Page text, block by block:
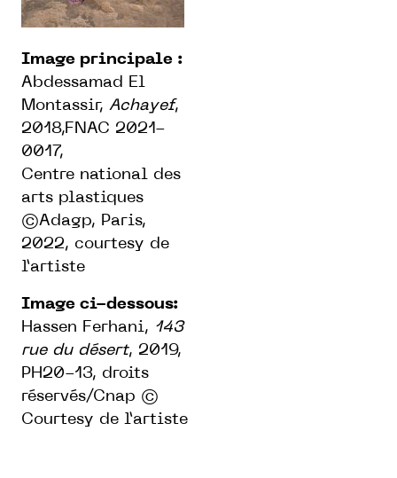
Image principale :
Abdessamad El
Montassir, Achayef,
2018,FNAC 2021-
0017,
Centre national des
arts plastiques
©Adagp, Paris,
2022, courtesy de
l’artiste
Image ci-dessous:
Hassen Ferhani, 143
rue du désert, 2019,
PH20-13, droits
réservés/Cnap ©
Courtesy de l’artiste